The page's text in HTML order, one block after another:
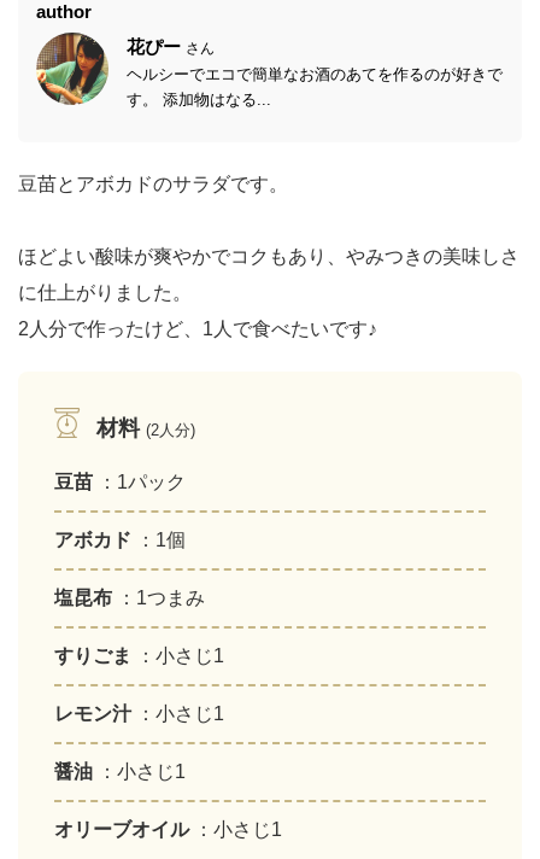
author
花ぴー さん
ヘルシーでエコで簡単なお酒のあてを作るのが好きで
す。 添加物はなる...
豆苗とアボカドのサラダです。
ほどよい酸味が爽やかでコクもあり、やみつきの美味しさ
に仕上がりました。
2人分で作ったけど、1人で食べたいです♪
材料 (2人分)
豆苗 ：1パック
アボカド ：1個
塩昆布 ：1つまみ
すりごま ：小さじ1
レモン汁 ：小さじ1
醤油 ：小さじ1
オリーブオイル ：小さじ1